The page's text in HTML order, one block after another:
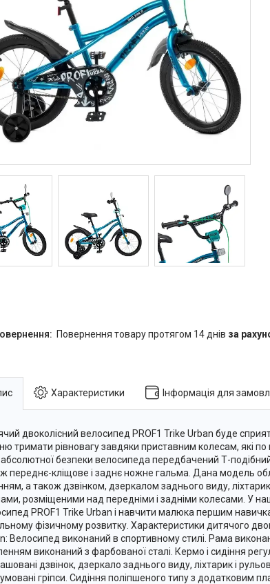
повернення товару протягом 14 днів за
Характеристики Інформація для
двоколісний велосипед PROF1 Trike Urban буде
тримати рівновагу завдяки приставним колесам, які по
безпеки велосипеда передбачений Т-
переднє-кліщове і заднє ножне гальма. Дана модель
а також дзвінком, дзеркалом заднього виду,
розміщеними над передніми і задніми колесами. У
PROF1 Trike Urban і навчити малюка першим
фізичному розвитку. Характеристики дитячого
Велосипед виконаний в спортивному стилі. Рама
виконаний з фарбованої сталі. Кермо і сидіння
дзвінок, дзеркало заднього виду, ліхтарик і
гріпси. Сидіння поліпшеного типу з додатковим